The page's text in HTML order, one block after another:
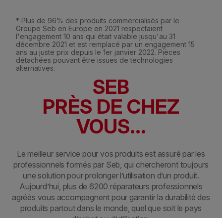
* Plus de 96% des produits commercialisés par le
Groupe Seb en Europe en 2021 respectaient
l'engagement 10 ans qui était valable jusqu'au 31
décembre 2021 et est remplacé par un engagement 15
ans au juste prix depuis le 1er janvier 2022. Pièces
détachées pouvant être issues de technologies
alternatives.
SEB
PRÈS DE CHEZ
VOUS...
Le meilleur service pour vos produits est assuré par les
professionnels formés par Seb, qui chercheront toujours
une solution pour prolonger l’utilisation d’un produit.
Aujourd’hui, plus de 6200 réparateurs professionnels
agréés vous accompagnent pour garantir la durabilité des
produits partout dans le monde, quel que soit le pays